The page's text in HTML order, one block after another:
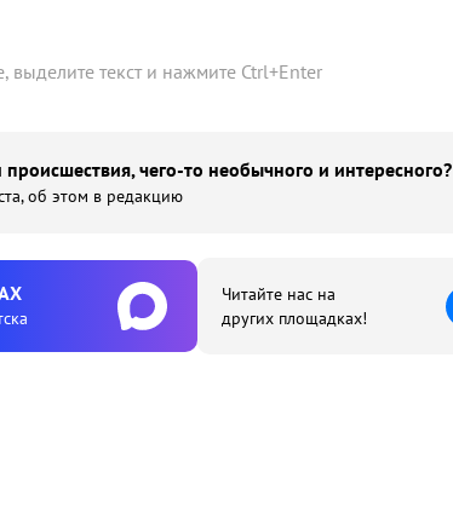
выделите текст и нажмите Ctrl+Enter
происшествия, чего-то необычного и интересного?
об этом в редакцию
Читайте нас на
других площадках!